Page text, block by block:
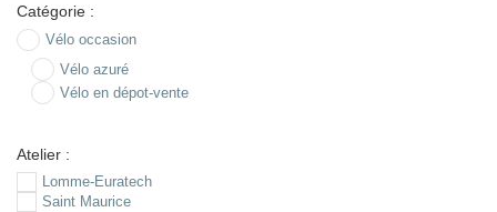
Catégorie :
Vélo occasion
Vélo azuré
Vélo en dépot-vente
Atelier :
Lomme-Euratech
Saint Maurice